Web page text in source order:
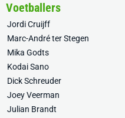
Voetballers
Jordi Cruijff
Marc-André ter Stegen
Mika Godts
Kodai Sano
Dick Schreuder
Joey Veerman
Julian Brandt